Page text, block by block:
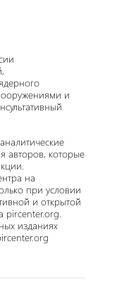
и
авторов, которые
на
при условии
и открытой
pircenter.org.
изданиях